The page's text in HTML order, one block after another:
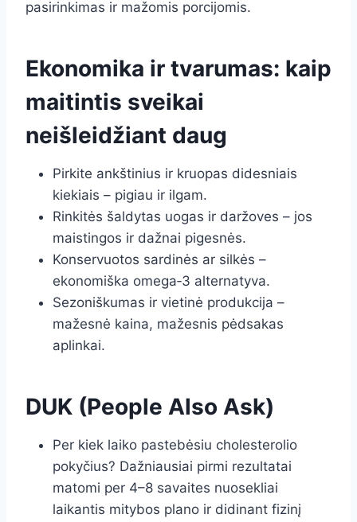
pasirinkimas ir mažomis porcijomis.
Ekonomika ir tvarumas: kaip
maitintis sveikai
neišleidžiant daug
Pirkite ankštinius ir kruopas didesniais
kiekiais – pigiau ir ilgam.
Rinkitės šaldytas uogas ir daržoves – jos
maistingos ir dažnai pigesnės.
Konservuotos sardinės ar silkės –
ekonomiška omega‑3 alternatyva.
Sezoniškumas ir vietinė produkcija –
mažesnė kaina, mažesnis pėdsakas
aplinkai.
DUK (People Also Ask)
Per kiek laiko pastebėsiu cholesterolio
pokyčius? Dažniausiai pirmi rezultatai
matomi per 4–8 savaites nuosekliai
laikantis mitybos plano ir didinant fizinį